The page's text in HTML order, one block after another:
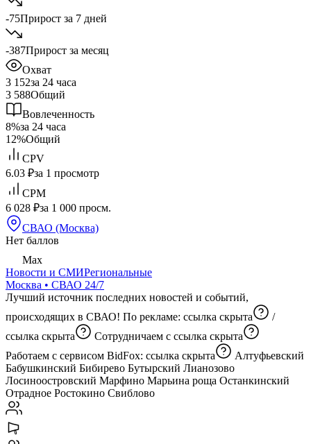
-75Прирост за 7 дней
-387Прирост за месяц
Охват
3 152за 24 часа
3 588Общий
Вовлеченность
8%за 24 часа
12%Общий
CPV
6.03 ₽за 1 просмотр
CPM
6 028 ₽за 1 000 просм.
СВАО (Москва)
Нет баллов
Max
Новости и СМИРегиональные
Москва • СВАО 24/7
Лучший источник последних новостей и событий,
происходящих в СВАО! По рекламе: ссылка скрыта
/
ссылка скрыта
Сотрудничаем с ссылка скрыта
Работаем с сервисом BidFox: ссылка скрыта
Алтуфьевский
Бабушкинский Бибирево Бутырский Лианозово
Лосиноостровский Марфино Марьина роща Останкинский
Отрадное Ростокино Свиблово